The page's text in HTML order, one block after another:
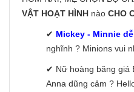
VẬT HOẠT HÌNH nào CHO
✔ Mickey - Minnie
nghĩnh ? Minions vui
✔ Nữ hoàng băng giá
Anna dũng cảm ?